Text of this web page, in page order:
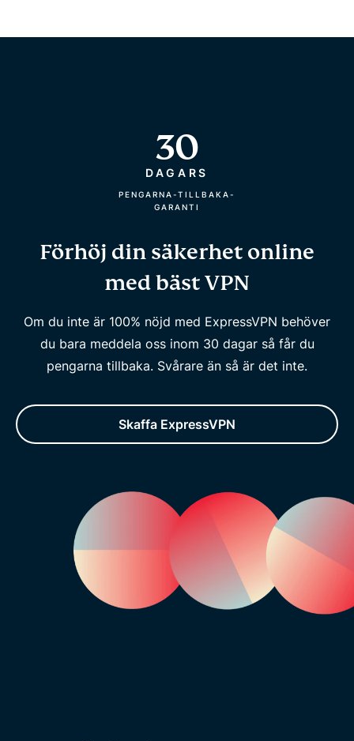
30
DAGARS
PENGARNA-TILLBAKA-
GARANTI
Förhöj din säkerhet online
med bäst VPN
Om du inte är 100% nöjd med ExpressVPN behöver
du bara meddela oss inom 30 dagar så får du
pengarna tillbaka. Svårare än så är det inte.
Skaffa ExpressVPN